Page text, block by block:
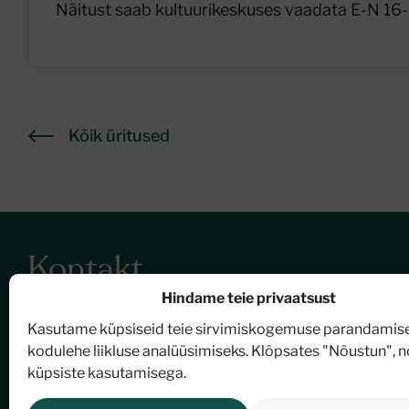
Hindame teie privaatsust
Kasutame küpsiseid teie sirvimiskogemuse
kodulehe liikluse analüüsimiseks. Klõpsates "Nõustun",
küpsiste kasutamisega.
Näitust saab kultuurikeskuses vaadata E-N 16-
Kõik üritused
Kontakt
Nõmme Kultuurikeskus
Turu plats 2, 11614 Tallinn
E-post: post@nommekultuur.ee
Telefon:6770372